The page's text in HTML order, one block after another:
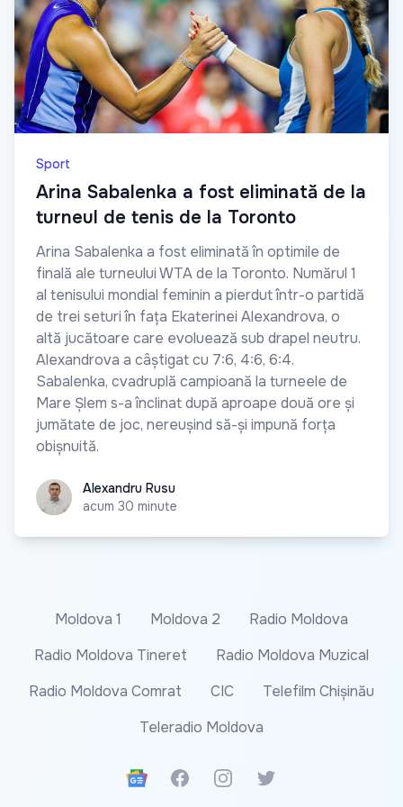
Sport
Arina Sabalenka a fost eliminată de la
turneul de tenis de la Toronto
Arina Sabalenka a fost eliminată în optimile de
finală ale turneului WTA de la Toronto. Numărul 1
al tenisului mondial feminin a pierdut într-o partidă
de trei seturi în fața Ekaterinei Alexandrova, o
altă jucătoare care evoluează sub drapel neutru.
Alexandrova a câștigat cu 7:6, 4:6, 6:4.
Sabalenka, cvadruplă campioană la turneele de
Mare Șlem s-a înclinat după aproape două ore și
jumătate de joc, nereușind să-și impună forța
obișnuită.
Alexandru Rusu
Alexandru Rusu
acum 30 minute
Moldova 1 Moldova 2
Radio Moldova
Radio Moldova Tineret
Radio Moldova Muzical
Radio Moldova Comrat
CIC
Telefilm Chișinău
Teleradio Moldova
Google News
FacebookInstagramTwitter